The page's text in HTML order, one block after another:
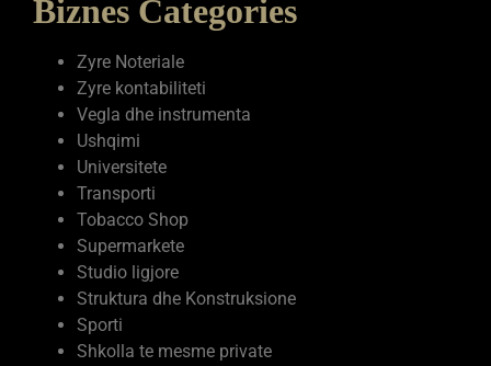
Biznes Categories
Zyre Noteriale
Zyre kontabiliteti
Vegla dhe instrumenta
Ushqimi
Universitete
Transporti
Tobacco Shop
Supermarkete
Studio ligjore
Struktura dhe Konstruksione
Sporti
Shkolla te mesme private